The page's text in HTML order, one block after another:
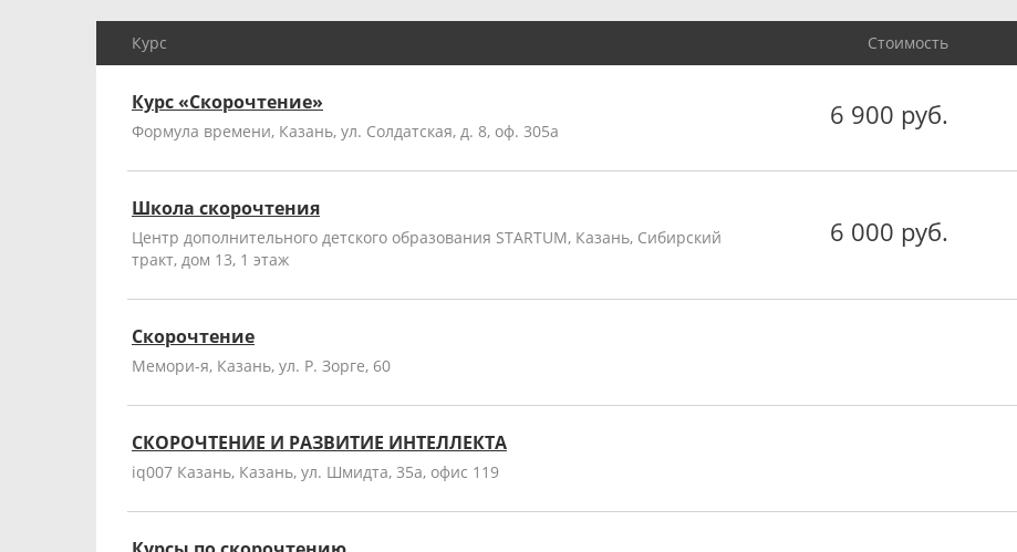
Курс Стоимость
Курс «Скорочтение»
Формула времени, Казань, ул. Солдатская, д. 8, оф. 305а
6 900 руб.
Школа скорочтения
Центр дополнительного детского образования STARTUM, Казань, Сибирский
тракт, дом 13, 1 этаж
6 000 руб.
Скорочтение
Мемори-я, Казань, ул. Р. Зорге, 60
СКОРОЧТЕНИЕ И РАЗВИТИЕ ИНТЕЛЛЕКТА
iq007 Казань, Казань, ул. Шмидта, 35а, офис 119